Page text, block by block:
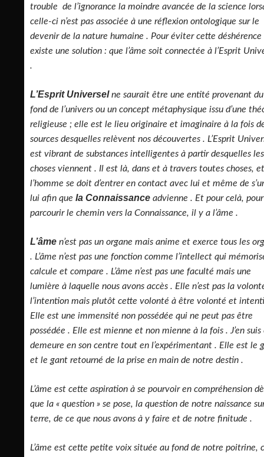
trouble de l’ignorance la moindre avancée de la science
celle-ci n’est pas associée à une réflexion ontologique sur le
devenir de la nature humaine . Pour éviter cette déshérence
existe une solution : que l’âme soit connectée à l’Esprit
.
L’Esprit Universelne saurait être une entité provenant du
fond de l’univers ou un concept métaphysique issu d’une
religieuse ; elle est le lieu originaire et imaginaire à la fois
sources desquelles relèvent nos découvertes . L’Esprit
est vibrant de substances intelligentes à partir desquelles les
choses viennent . Il est là, dans et à travers toutes choses, et
l’homme se doit d’entrer en contact avec lui et même de
lui afin que la Connaissance advienne . Et pour celà, pour
parcourir le chemin vers la Connaissance, il y a l’âme .
L’âme n’est pas un organe mais anime et exerce tous les
. L’âme n’est pas une fonction comme l’intellect qui
calcule et compare . L’âme n’est pas une faculté mais une
lumière à laquelle nous avons accès . Elle n’est pas la
l’intention mais plutôt cette volonté à être volonté et
Elle est une immensité non possédée qui ne peut pas être
possédée . Elle est mienne et non mienne à la fois . J’en
demeure en son centre tout en l’expérimentant . Elle est le
et le gant retourné de la prise en main de notre destin .
L’âme est cette aspiration à se pourvoir en compréhension
que la « question » se pose, la question de notre naissance
terre, de ce que nous avons à y faire et de notre finitude .
L’âme est cette petite voix située au fond de notre poitrine,